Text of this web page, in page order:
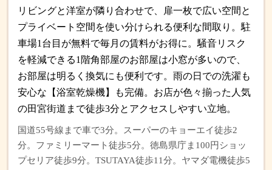
リビングと洋室が隣り合わせで、扉一枚で広い空間と
プライベート空間を使い分けられる便利な間取り。駐
車場1台目が無料で毎月の賃料がお得に。騒音リスク
を軽減できる1階角部屋のお部屋は小窓が多いので、
お部屋は明るく換気にも便利です。雨の日での洗濯も
安心な【浴室乾燥機】も完備。お店が色々揃った人気
の田宮街道まで徒歩3分とアクセスしやすい立地。
国道55号線まで車で3分。スーパーのキョーエイ徒歩2
分。ファミリーマート徒歩5分。徳島県庁ま100円ショッ
プセリア徒歩9分。TSUTAYA徒歩11分。ヤマダ電機徒歩5